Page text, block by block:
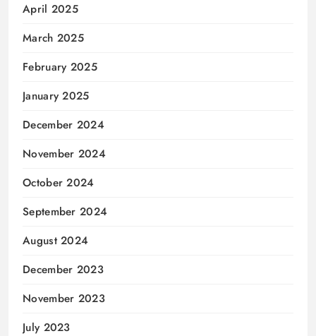
April 2025
March 2025
February 2025
January 2025
December 2024
November 2024
October 2024
September 2024
August 2024
December 2023
November 2023
July 2023